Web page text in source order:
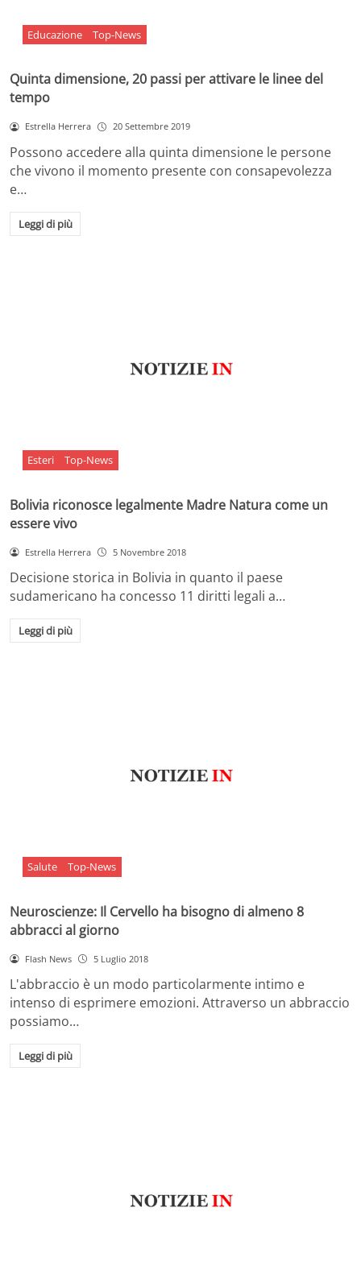
Educazione Top-News
Quinta dimensione, 20 passi per attivare le linee del
tempo
Estrella Herrera 20 Settembre 2019
Possono accedere alla quinta dimensione le persone
che vivono il momento presente con consapevolezza
e…
Leggi di più
Esteri Top-News
Bolivia riconosce legalmente Madre Natura come un
essere vivo
Estrella Herrera 5 Novembre 2018
Decisione storica in Bolivia in quanto il paese
sudamericano ha concesso 11 diritti legali a…
Leggi di più
Salute Top-News
Neuroscienze: Il Cervello ha bisogno di almeno 8
abbracci al giorno
Flash News 5 Luglio 2018
L'abbraccio è un modo particolarmente intimo e
intenso di esprimere emozioni. Attraverso un abbraccio
possiamo…
Leggi di più